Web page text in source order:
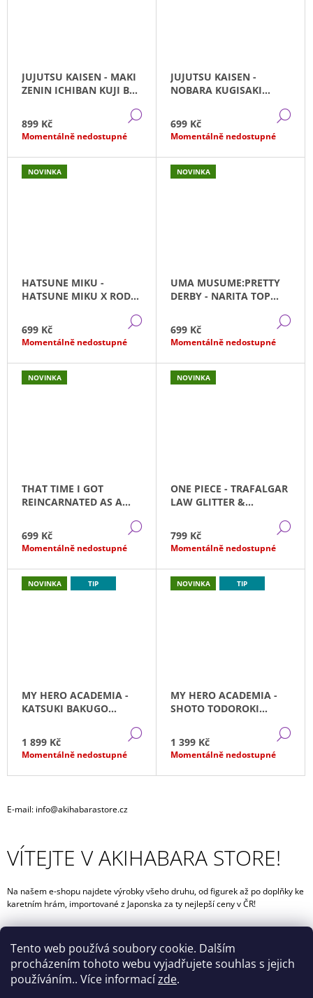
Tento web používá soubory cookie. Dalším
procházením tohoto webu vyjadřujete souhlas s jejich
používáním.. Více informacízde.
JUJUTSU KAISEN - MAKI
ZENIN ICHIBAN KUJI B
899 Kč
DETAIL
Momentálně nedostupné
JUJUTSU KAISEN -
NOBARA KUGISAKI
699 Kč
Momentálně nedostupné
NOVINKA
HATSUNE MIKU -
HATSUNE MIKU X RODY
(20CM)
699 Kč
DETAIL
Momentálně nedostupné
NOVINKA
UMA MUSUME:PRETTY
DERBY - NARITA TOP
699 Kč
Momentálně nedostupné
NOVINKA
THAT TIME I GOT
REINCARNATED AS A
TEMPEST CLEAR
MATERIALS (20CM)
699 Kč
DETAIL
Momentálně nedostupné
NOVINKA
ONE PIECE - TRAFALGAR
LAW GLITTER &
(23CM)
799 Kč
Momentálně nedostupné
NOVINKA TIP
MY HERO ACADEMIA -
KATSUKI BAKUGO
1 899 Kč
DETAIL
Momentálně nedostupné
NOVINKA TIP
MY HERO ACADEMIA -
SHOTO TODOROKI
1 399 Kč
Momentálně nedostupné
E-mail: info@akihabarastore.cz
VÍTEJTE V AKIHABARA STORE!
Na našem e-shopu najdete výrobky všeho druhu, od figurek až po doplňky ke
karetním hrám, importované z Japonska za ty nejlepší ceny v ČR!